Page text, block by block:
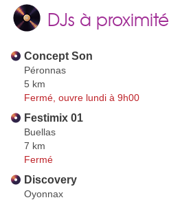
DJs à proximité
Concept Son
Péronnas
5 km
Fermé, ouvre lundi à 9h00
Festimix 01
Buellas
7 km
Fermé
Discovery
Oyonnax